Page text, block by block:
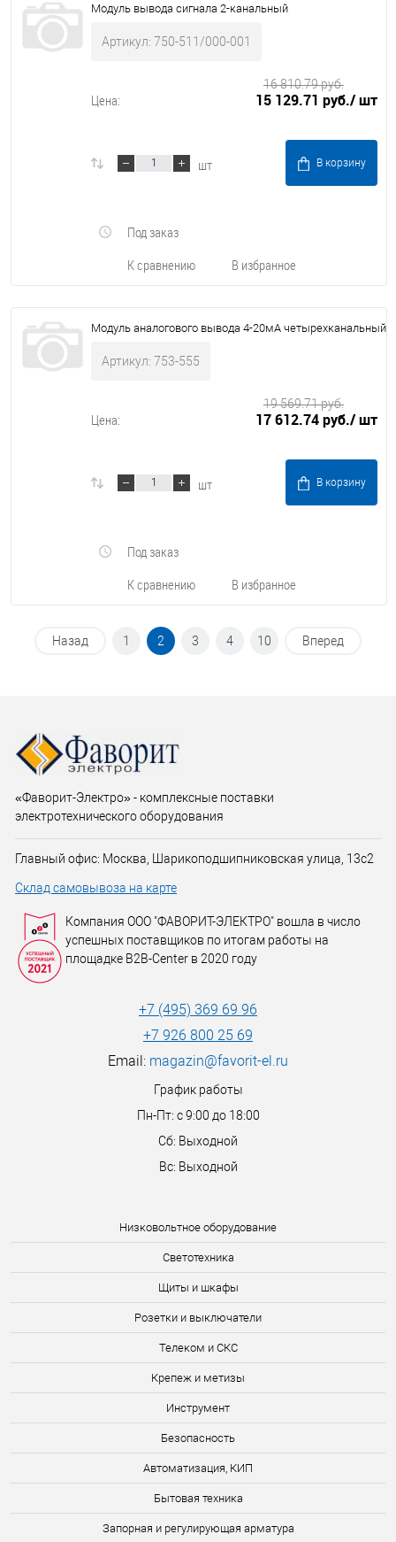
Модуль вывода сигнала 2-канальный
Артикул: 750-511/000-001
Цена: 15 129.71 руб./ шт
16 810.79 руб.
шт В корзину
К сравнению В избранное
Под заказ
Модуль аналогового вывода 4-20мА четырехканальный
Артикул: 753-555
Цена: 17 612.74 руб./ шт
19 569.71 руб.
шт В корзину
К сравнению В избранное
Под заказ
Назад 1 2 3 4 10 Вперед
Низковольтное оборудование
Светотехника
Щиты и шкафы
Розетки и выключатели
Телеком и СКС
Крепеж и метизы
Инструмент
Безопасность
Автоматизация, КИП
Бытовая техника
Запорная и регулирующая арматура
«Фаворит-Электро» - комплексные поставки
электротехнического оборудования
Главный офис: Москва, Шарикоподшипниковская улица, 13с2
Склад самовывоза на карте
Компания ООО "ФАВОРИТ-ЭЛЕКТРО" вошла в число
успешных поставщиков по итогам работы на
площадке B2B-Center в 2020 году
+7 (495) 369 69 96
+7 926 800 25 69
Email: magazin@favorit-el.ru
График работы
Пн-Пт: с 9:00 до 18:00
Сб: Выходной
Вс: Выходной